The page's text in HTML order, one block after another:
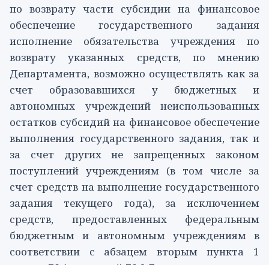
по возврату части субсидии на финансовое
обеспечение государственного задания
исполнение обязательства учреждения по
возврату указанных средств, по мнению
Департамента, возможно осуществлять как за
счет образовавшихся у бюджетных и
автономных учреждений неиспользованных
остатков субсидий на финансовое обеспечение
выполнения государственного задания, так и
за счет других не запрещенных законом
поступлений учреждениям (в том числе за
счет средств на выполнение государственного
задания текущего года), за исключением
средств, предоставленных федеральным
бюджетным и автономным учреждениям в
соответствии с абзацем вторым пункта 1